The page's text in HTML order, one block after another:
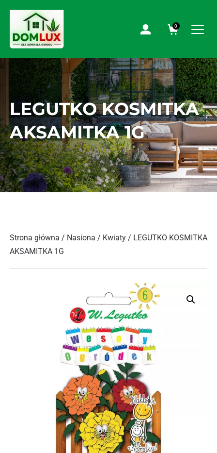
0
LEGUTKO KOSMITKA
AKSAMITKA 1G
Strona główna / Nasiona / Kwiaty / LEGUTKO KOSMITKA
AKSAMITKA 1G